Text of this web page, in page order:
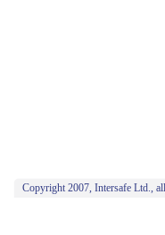
Copyright 2007, Intersafe Ltd.,